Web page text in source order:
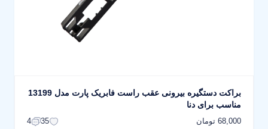
براکت دستگیره بیرونی عقب راست فابریک پارت مدل 13199
مناسب برای دنا
68,000 تومان 35
4